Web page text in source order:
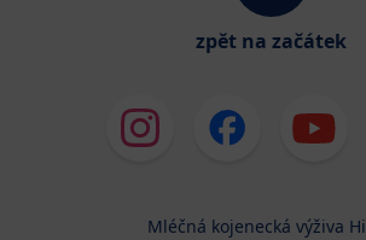
zpět na začátek
Mléčná kojenecká výživa